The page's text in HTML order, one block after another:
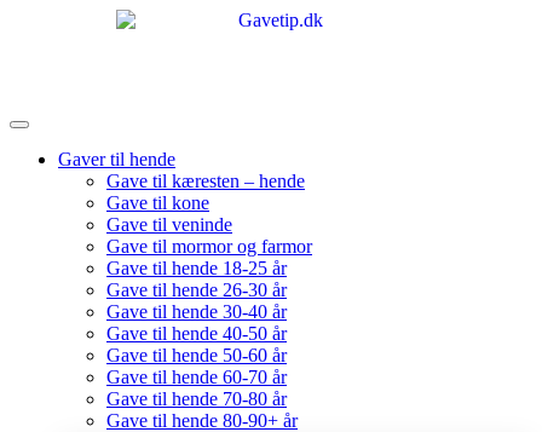
Gaver til hende
Gave til kæresten – hende
Gave til kone
Gave til veninde
Gave til mormor og farmor
Gave til hende 18-25 år
Gave til hende 26-30 år
Gave til hende 30-40 år
Gave til hende 40-50 år
Gave til hende 50-60 år
Gave til hende 60-70 år
Gave til hende 70-80 år
Gave til hende 80-90+ år